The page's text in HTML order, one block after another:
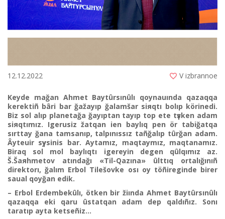
12.12.2022 V izbrannoe
Keyde mağan Ahmet Baytûrsınûlı qoynauında qazaqqa
kerektіñ bârі bar ğažayıp ğalamšar siяqtı bolıp körіnedі.
Bіz sol alıp planetağa ğayıptan tayıp top ete tүsken adam
siяqtımız. Igerusіz žatqan ien baylıq pen ör tabiğatqa
sırttay ğana tamsanıp, talpınıssız tañğalıp tûrğan adam.
Âyteuіr sүysіnіs bar. Aytamız, maqtaymız, maqtanamız.
Bіraq sol mol baylıqtı igereyіn degen qûlqımız az.
Š.Šaяhmetov atındağı «Tіl-Qazına» ûlttıq ortalığınıñ
direktorı, ğalım Erbol Tіlešovke osı oy töñіregіnde bіrer
saual qoyğan edіk.
– Erbol Erdembekûlı, ötken bіr žiında Ahmet Baytûrsınûlı
qazaqqa ekі qaru ûstatqan adam dep qaldıñız. Sonı
taratıp ayta ketseñіz…